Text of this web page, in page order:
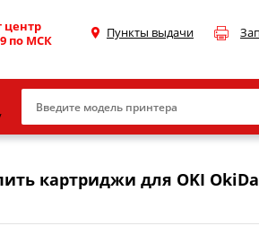
центр
по МСК
Пункты выдачи
Minolta
картриджи для OKI